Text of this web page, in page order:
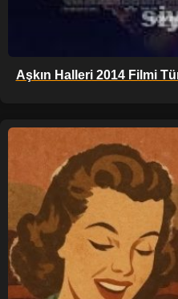
Aşkın Halleri 2014 Filmi